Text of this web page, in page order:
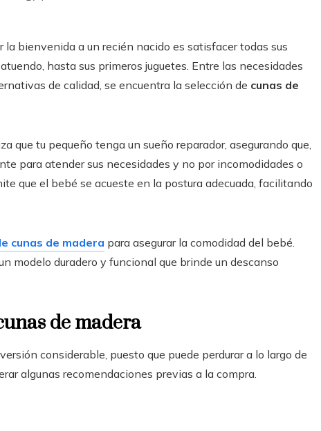
bienvenida a un recién nacido es satisfacer todas sus
hasta sus primeros juguetes. Entre las necesidades
de calidad, se encuentra la selección de cunas de
que tu pequeño tenga un sueño reparador, asegurando que,
para atender sus necesidades y no por incomodidades o
que el bebé se acueste en la postura adecuada, facilitando
cunas de madera para asegurar la comodidad del bebé.
modelo duradero y funcional que brinde un descanso
de madera
considerable, puesto que puede perdurar a lo largo de
algunas recomendaciones previas a la compra.